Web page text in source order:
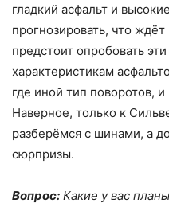
гладкий асфальт и
прогнозировать, что
предстоит опробовать
характеристикам
где иной тип поворотов,
Наверное, только к
разберёмся с шинами, а
сюрпризы.
Вопрос: Какие у вас